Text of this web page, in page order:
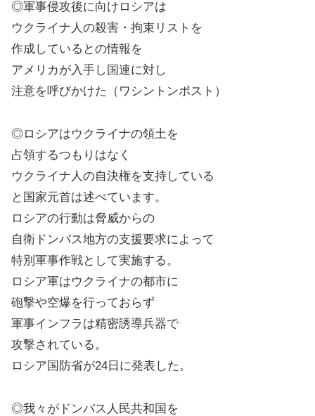
◎軍事侵攻後に向けロシアは
ウクライナ人の殺害・拘束リストを
作成しているとの情報を
アメリカが入手し国連に対し
注意を呼びかけた（ワシントンポスト）
◎ロシアはウクライナの領土を
占領するつもりはなく
ウクライナ人の自決権を支持している
と国家元首は述べています。
ロシアの行動は脅威からの
自衛ドンバス地方の支援要求によって
特別軍事作戦として実施する。
ロシア軍はウクライナの都市に
砲撃や空爆を行っておらず
軍事インフラは精密誘導兵器で
攻撃されている。
ロシア国防省が24日に発表した。
◎我々がドンバス人民共和国を